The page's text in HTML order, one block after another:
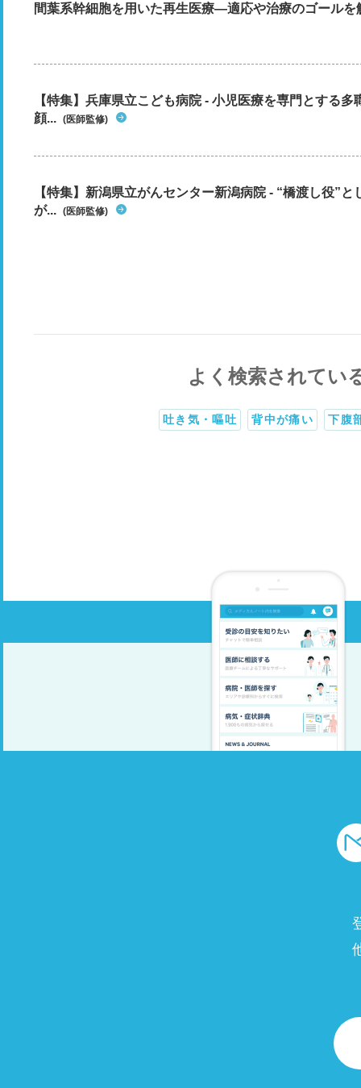
間葉系幹細胞を用いた再生医療―適応や治療のゴール
【特集】兵庫県立こども病院 - 小児医療を専門とする
顔... (医師監修)
【特集】新潟県立がんセンター新潟病院 - “橋渡し役”
が... (医師監修)
よく検索されてい
吐き気・嘔吐 背中が痛い 下腹